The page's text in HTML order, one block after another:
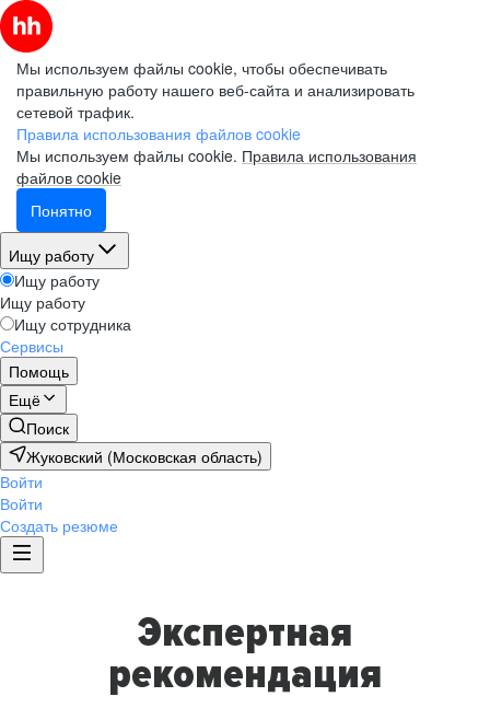
Мы используем файлы cookie, чтобы обеспечивать
правильную работу нашего веб-сайта и анализировать
сетевой трафик.
Правила использования файлов cookie
Мы используем файлы cookie. Правила использования
файлов cookie
Понятно
Ищу работу
Ищу работу
Ищу работу
Ищу сотрудника
Сервисы
Помощь
Ещё
Поиск
Жуковский (Московская область)
Войти
Войти
Создать резюме
Экспертная
рекомендация